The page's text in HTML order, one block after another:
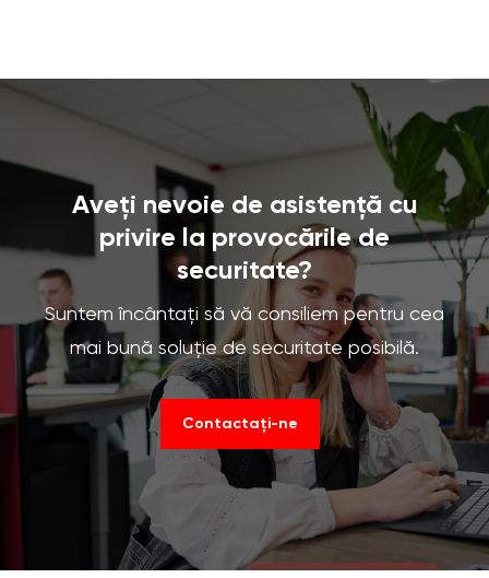
Aveți nevoie de asistență cu
privire la provocările de
securitate?
Suntem încântați să vă consiliem pentru cea
mai bună soluție de securitate posibilă.
Contactați-ne